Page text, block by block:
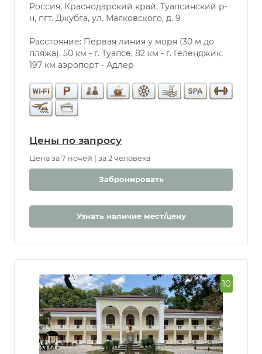
Россия, Краснодарский край, Туапсинский р-
н, пгт. Джубга, ул. Маяковского, д. 9
Расстояние: Первая линия у моря (30 м до
пляжа), 50 км - г. Туапсе, 82 км - г. Геленджик,
197 км аэропорт - Адлер
Цены по запросу
Цена за 7 ночей | за 2 человека
Забронировать
Узнать наличие мест/цену
10